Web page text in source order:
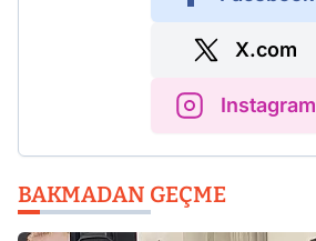
X.com
Instagram
BAKMADAN GEÇME